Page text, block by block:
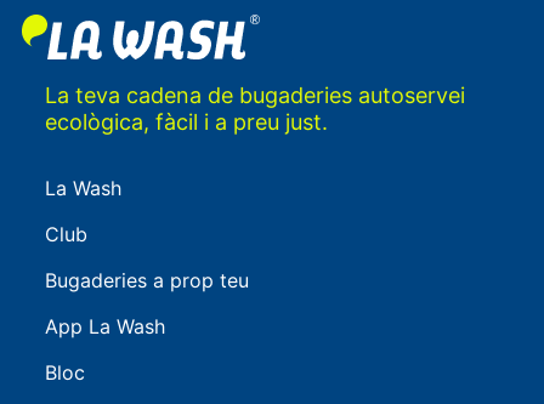
La teva cadena de bugaderies autoservei
ecològica, fàcil i a preu just.
La Wash
Club
Bugaderies a prop teu
App La Wash
Bloc